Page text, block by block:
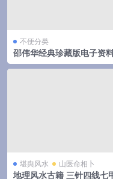
不便分类
邵伟华经典珍藏版电子资
部
堪舆风水 山医命相卜
地理风水古籍 三针四线七